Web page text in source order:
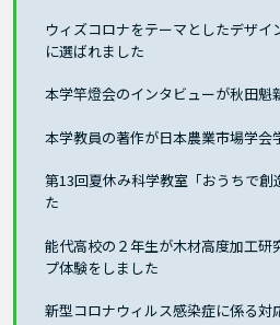
ウィズコロナをテーマとしたデザイ
に選ばれました
本学竿燈会のインタビューが秋田魁
本学教員の著作が日本農業市場学会
第13回夏休み科学教室「おうちで創
た
能代高校の２年生が木材高度加工研
プ体験をしました
新型コロナウィルス感染症に係る対